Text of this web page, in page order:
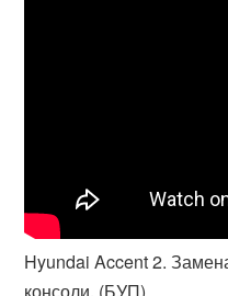
Hyundai Accent 2.